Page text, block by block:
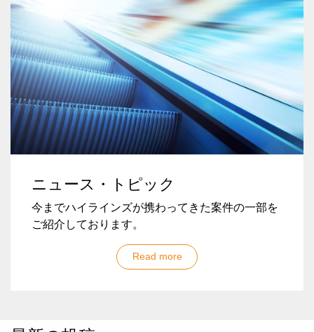
ニュース・トピック
今までハイラインズが携わってきた案件の一部を
ご紹介しております。
Read more